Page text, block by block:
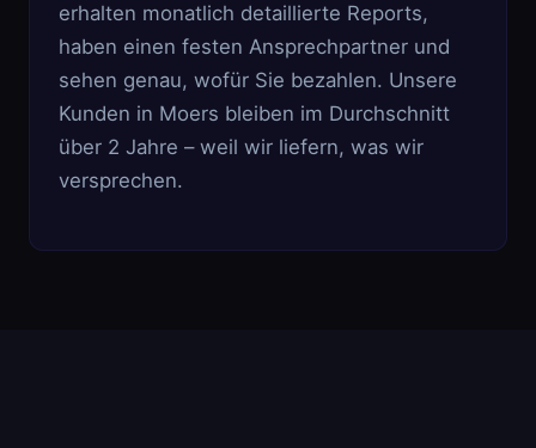
erhalten monatlich detaillierte Reports,
haben einen festen Ansprechpartner und
sehen genau, wofür Sie bezahlen. Unsere
Kunden in Moers bleiben im Durchschnitt
über 2 Jahre – weil wir liefern, was wir
versprechen.